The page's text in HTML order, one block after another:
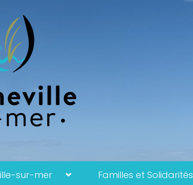
sur-mer Familles et Solidarités